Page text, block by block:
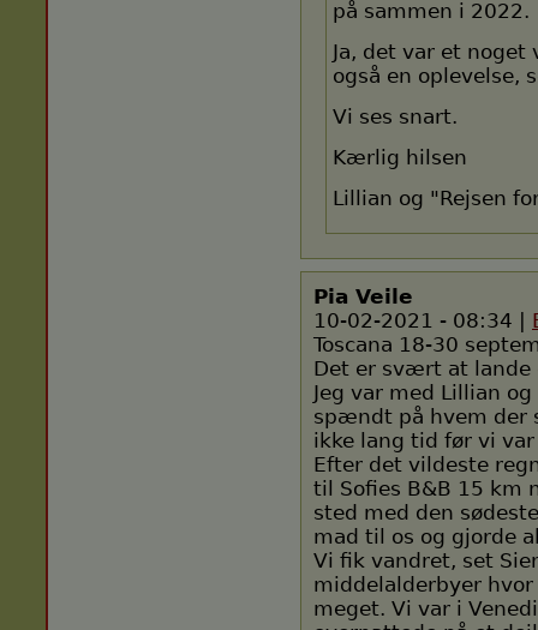
på sammen i 2022.
Ja, det var et
også en oplevelse,
Vi ses snart.
Kærlig hilsen
Lillian og "Rejsen
Pia Veile
10-02-2021 - 08:34 |
Toscana 18-30
Det er svært at lande
Jeg var med Lillian
spændt på hvem der
ikke lang tid før vi
Efter det vildeste
til Sofies B&B 15 km
sted med den
mad til os og gjorde
Vi fik vandret, set
middelalderbyer
meget. Vi var i